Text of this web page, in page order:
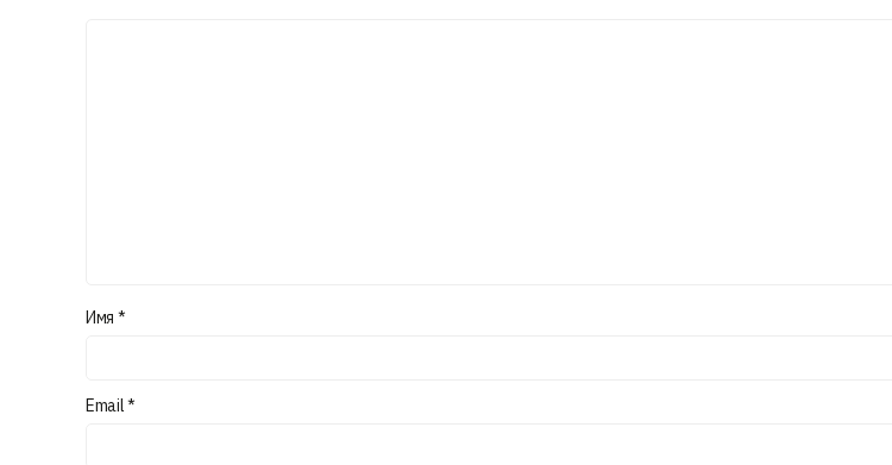
Имя *
Email*